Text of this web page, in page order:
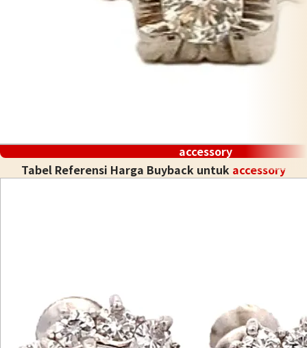
accessory
Tabel Referensi Harga Buyback untuk accessory